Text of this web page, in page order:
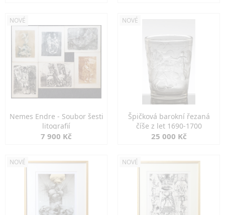
NOVÉ
Nemes Endre - Soubor šesti
litografií
7 900 Kč
NOVÉ
Špičková barokní řezaná
číše z let 1690-1700
25 000 Kč
NOVÉ NOVÉ